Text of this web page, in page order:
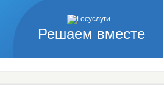
Решаем вместе